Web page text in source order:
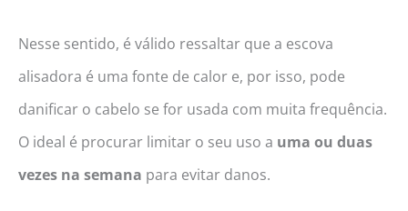
Nesse sentido, é válido ressaltar que a escova
alisadora é uma fonte de calor e, por isso, pode
danificar o cabelo se for usada com muita frequência.
O ideal é procurar limitar o seu uso a uma ou duas
vezes na semana para evitar danos.